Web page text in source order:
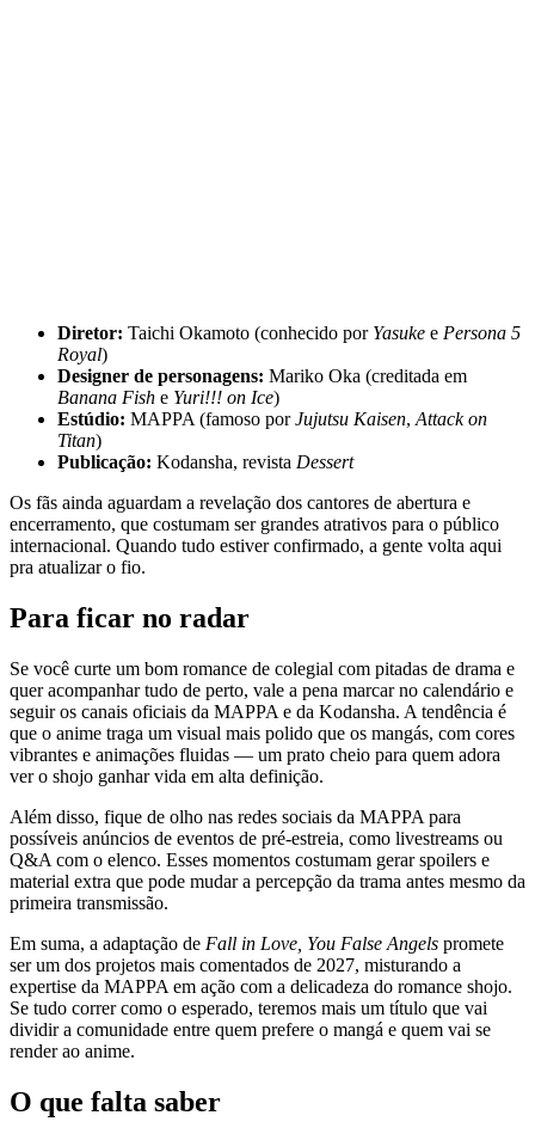
Diretor: Taichi Okamoto (conhecido por Yasuke e Persona 5
Royal)
Designer de personagens: Mariko Oka (creditada em
Banana Fish e Yuri!!! on Ice)
Estúdio: MAPPA (famoso porJujutsu Kaisen, Attack on
Titan)
Publicação: Kodansha, revista Dessert
Os fãs ainda aguardam a revelação dos cantores de abertura e
encerramento, que costumam ser grandes atrativos para o público
internacional. Quando tudo estiver confirmado, a gente volta aqui
pra atualizar o fio.
Para ficar no radar
Se você curte um bom romance de colegial com pitadas de drama e
quer acompanhar tudo de perto, vale a pena marcar no calendário e
seguir os canais oficiais da MAPPA e da Kodansha. A tendência é
que o anime traga um visual mais polido que os mangás, com cores
vibrantes e animações fluidas — um prato cheio para quem adora
ver o shojo ganhar vida em alta definição.
Além disso, fique de olho nas redes sociais da MAPPA para
possíveis anúncios de eventos de pré-estreia, como livestreams ou
Q&A com o elenco. Esses momentos costumam gerar spoilers e
material extra que pode mudar a percepção da trama antes mesmo da
primeira transmissão.
Em suma, a adaptação de Fall in Love, You False Angels promete
ser um dos projetos mais comentados de 2027, misturando a
expertise da MAPPA em ação com a delicadeza do romance shojo.
Se tudo correr como o esperado, teremos mais um título que vai
dividir a comunidade entre quem prefere o mangá e quem vai se
render ao anime.
O que falta saber